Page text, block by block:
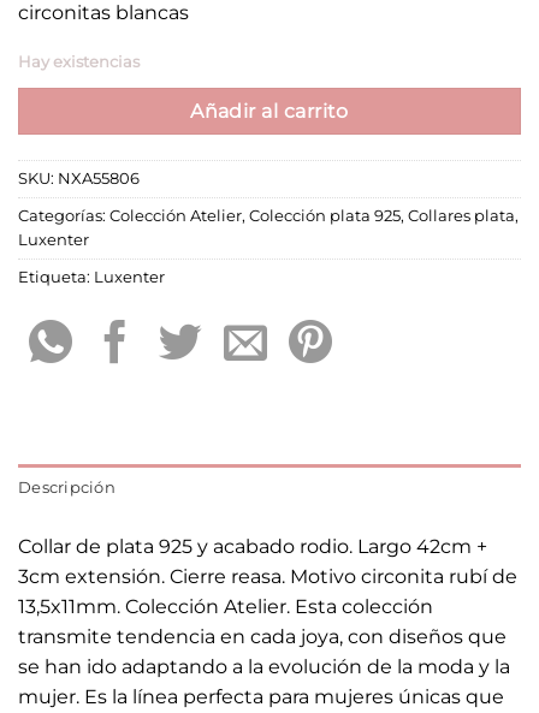
circonitas blancas
Hay existencias
Añadir al carrito
SKU: NXA55806
Categorías: Colección Atelier, Colección plata 925, Collares plata,
Luxenter
Etiqueta: Luxenter
Descripción
Collar de plata 925 y acabado rodio. Largo 42cm +
3cm extensión. Cierre reasa. Motivo circonita rubí de
13,5x11mm. Colección Atelier. Esta colección
transmite tendencia en cada joya, con diseños que
se han ido adaptando a la evolución de la moda y la
mujer. Es la línea perfecta para mujeres únicas que